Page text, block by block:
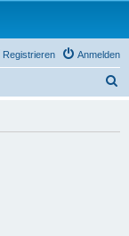
Anmelden
Registrieren